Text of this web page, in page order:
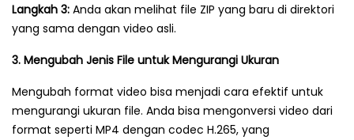
Langkah 3: Anda akan melihat file ZIP yang baru di direktori
yang sama dengan video asli.
3. Mengubah Jenis File untuk Mengurangi Ukuran
Mengubah format video bisa menjadi cara efektif untuk
mengurangi ukuran file. Anda bisa mengonversi video dari
format seperti MP4 dengan codec H.265, yang